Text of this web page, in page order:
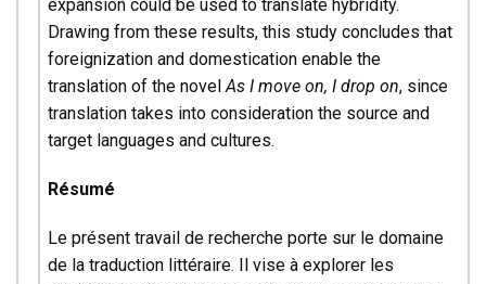
expansion could be used to translate hybridity.
Drawing from these results, this study concludes that
foreignization and domestication enable the
translation of the novel As I move on, I drop on, since
translation takes into consideration the source and
target languages and cultures.
Résumé
Le présent travail de recherche porte sur le domaine
de la traduction littéraire. Il vise à explorer les